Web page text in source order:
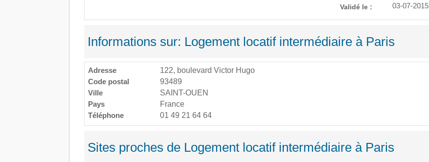
Validé le :
03-07-2015
Informations sur: Logement locatif intermédiaire à Paris
Adresse
122, boulevard Victor Hugo
Code postal
93489
Ville
SAINT-OUEN
Pays
France
Téléphone
01 49 21 64 64
Sites proches de Logement locatif intermédiaire à Paris